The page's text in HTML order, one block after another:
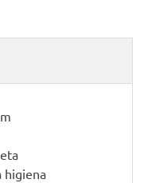
higiena